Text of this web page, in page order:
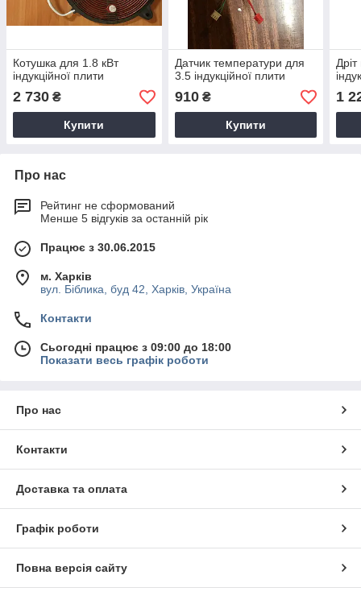
Котушка для 1.8 кВт
індукційної плити
2 730 ₴
Купити
Датчик температури для
3.5 індукційної плити
910₴
Купити
1
Про нас
Рейтинг не сформований
Менше 5 відгуків за останній рік
Працює з 30.06.2015
м. Харків
вул. Біблика, буд 42, Харків, Україна
Контакти
Сьогодні працює з 09:00 до 18:00
Показати весь графік роботи
Про нас
Контакти
Доставка та оплата
Графік роботи
Повна версія сайту